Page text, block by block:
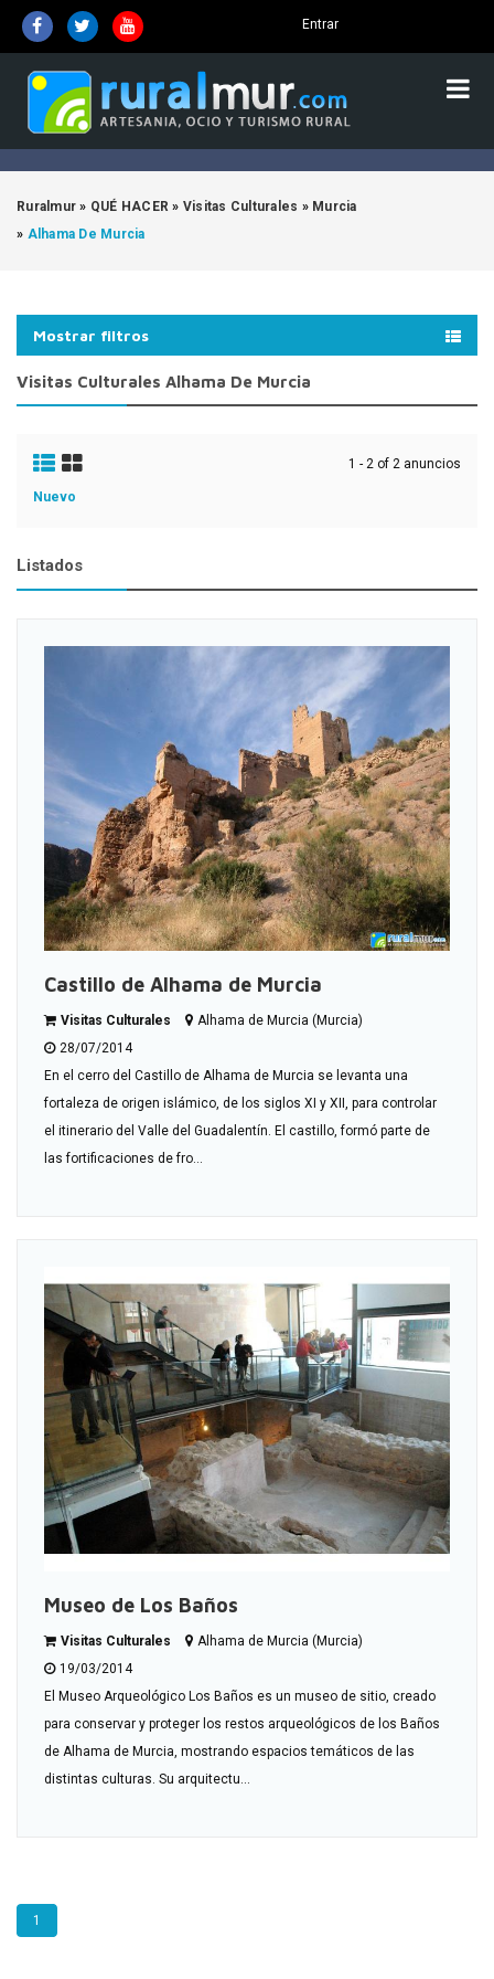
Entrar
Ruralmur » QUÉ HACER » Visitas Culturales » Murcia
» Alhama De Murcia
Mostrar filtros
Visitas Culturales Alhama De Murcia
1 - 2 of 2 anuncios
Nuevo
Listados
Castillo de Alhama de Murcia
Visitas Culturales
Alhama de Murcia (Murcia)
28/07/2014
En el cerro del Castillo de Alhama de Murcia se levanta una
fortaleza de origen islámico, de los siglos XI y XII, para controlar
el itinerario del Valle del Guadalentín. El castillo, formó parte de
las fortificaciones de fro...
Museo de Los Baños
Visitas Culturales
Alhama de Murcia (Murcia)
19/03/2014
El Museo Arqueológico Los Baños es un museo de sitio, creado
para conservar y proteger los restos arqueológicos de los Baños
de Alhama de Murcia, mostrando espacios temáticos de las
distintas culturas. Su arquitectu...
1